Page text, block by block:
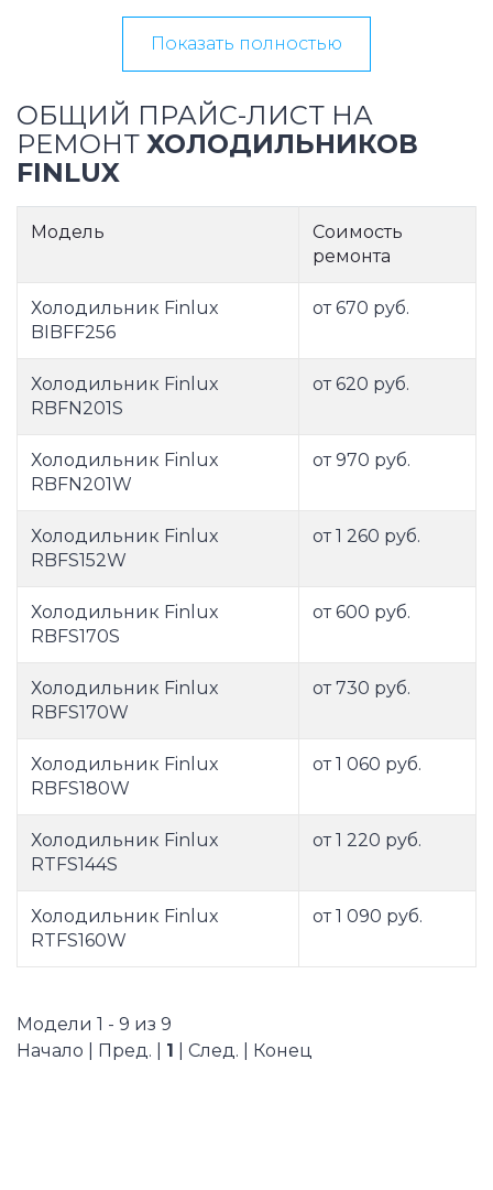
Показать полностью
ОБЩИЙ ПРАЙС-ЛИСТ НА
РЕМОНТ ХОЛОДИЛЬНИКОВ
FINLUX
Модель
Соимость
ремонта
Холодильник Finlux
BIBFF256
от 670 руб.
Холодильник Finlux
RBFN201S
от 620 руб.
Холодильник Finlux
RBFN201W
от 970 руб.
Холодильник Finlux
RBFS152W
от 1 260 руб.
Холодильник Finlux
RBFS170S
от 600 руб.
Холодильник Finlux
RBFS170W
от 730 руб.
Холодильник Finlux
RBFS180W
от 1 060 руб.
Холодильник Finlux
RTFS144S
от 1 220 руб.
Холодильник Finlux
RTFS160W
от 1 090 руб.
Модели 1 - 9 из 9
Начало | Пред. | 1 | След. | Конец